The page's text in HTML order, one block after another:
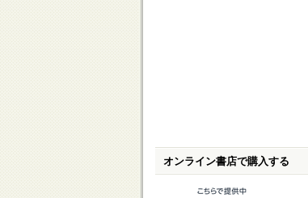
オンライン書店で購入する